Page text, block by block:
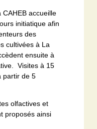
accueille
initiatique afin
des
cultivées à La
ensuite à
Visites à 15
partir de 5
olfactives et
proposés ainsi